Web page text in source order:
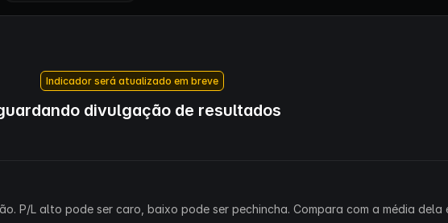
Indicador será atualizado em breve
divulgação de resultados
P/L alto pode ser caro, baixo pode ser pechincha. Compara com a média dela